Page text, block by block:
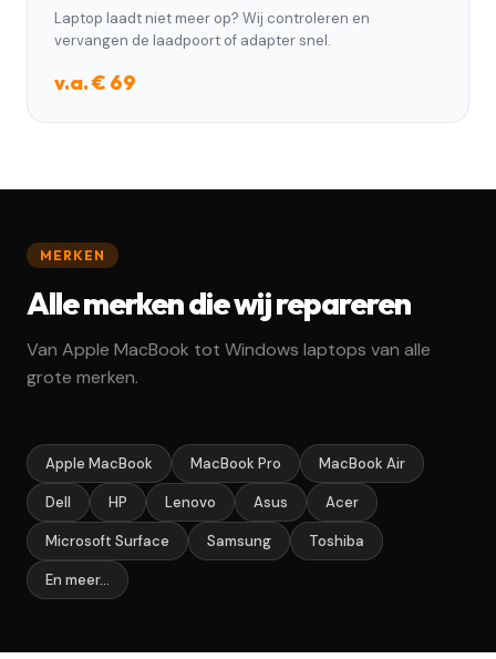
Laptop laadt niet meer op? Wij controleren en
vervangen de laadpoort of adapter snel.
v.a. € 69
MERKEN
Alle merken die wij repareren
Van Apple MacBook tot Windows laptops van alle
grote merken.
Apple MacBook MacBook Pro MacBook Air
Dell HP Lenovo Asus Acer
Microsoft Surface Samsung Toshiba
En meer...